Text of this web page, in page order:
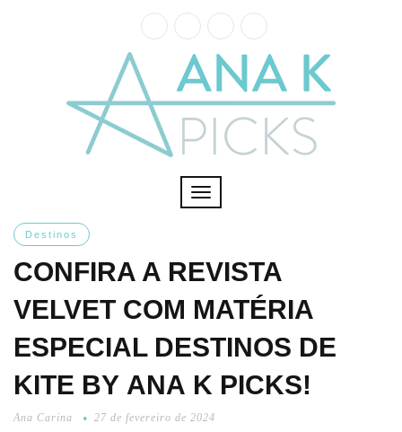
Toggle
Destinos
CONFIRA A REVISTA
VELVET COM MATÉRIA
ESPECIAL DESTINOS DE
KITE BY ANA K PICKS!
Ana Carina 27 de fevereiro de 2024